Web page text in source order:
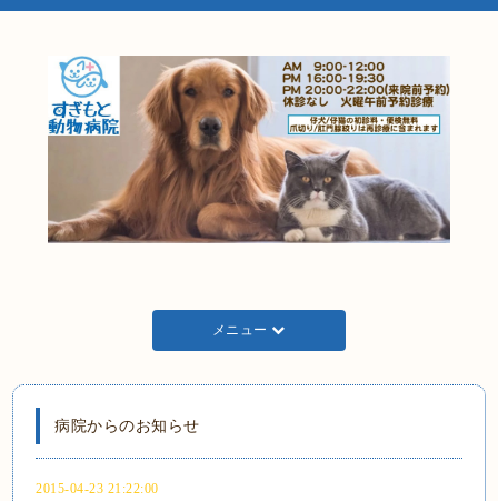
メニュー
病院からのお知らせ
2015-04-23 21:22:00